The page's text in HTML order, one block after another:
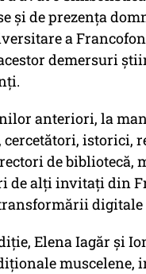
și de prezența
a
demersuri
anteriori, la
istorici,
de bibliotecă,
de alţi invitați din
digitale
Elena Iagăr şi
muscelene,